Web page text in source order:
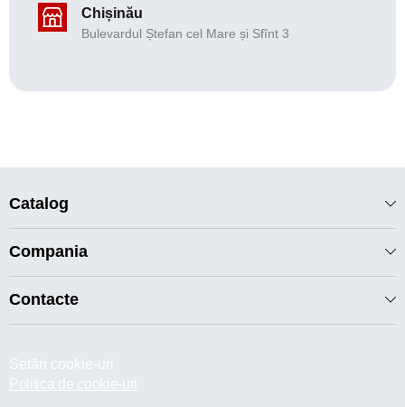
Chișinău
Bulevardul Ștefan cel Mare și Sfînt 3
Catalog
Compania
Contacte
Setări cookie-uri
Politica de cookie-uri